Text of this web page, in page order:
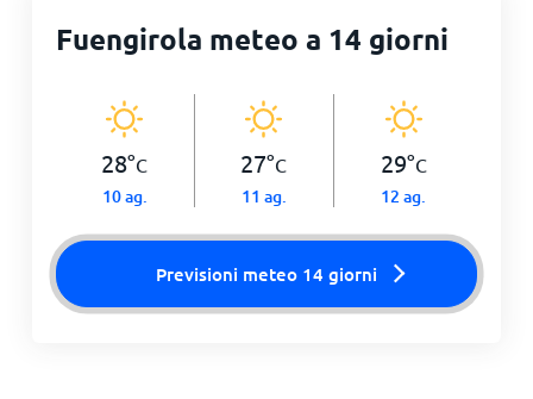
Fuengirola meteo a 14 giorni
28°C
10 ag.
27°C
11 ag.
29°C
12 ag.
Previsioni meteo 14 giorni